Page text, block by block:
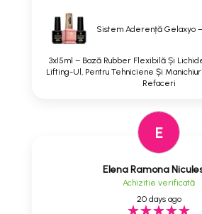
Sistem Aderență Gelaxyo
3x15ml – Bază Rubber Flexibilă Și
Lifting-Ul, Pentru Tehniciene Și
Refaceri
E
Elena Ramona
Achizitie verificată
20 days ago